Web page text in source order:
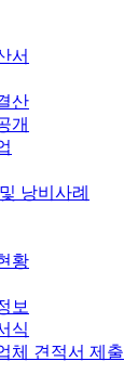
서
산
개
낭비사례
황
보
식
체 견적서 제출